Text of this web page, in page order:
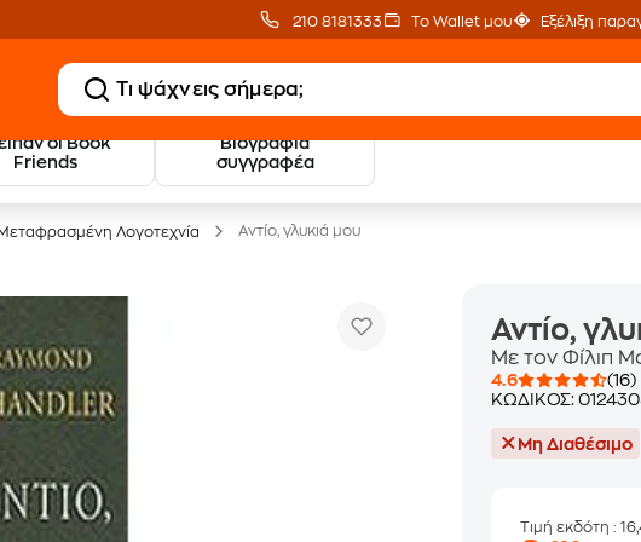
210 8181333 Το Wallet μου Εξέλιξη
οι Book
Friends
Βιογραφία
συγγραφέα
20 € Public επιστροφή
με Snappi με Public+ Delivery
Λογοτεχνία Αντίο, γλυκιά μου
Αντίο,
Με τον Φίλιπ
4.6
(16)
ΚΩΔΙΚΟΣ:
Μη Διαθέσιμο
Τιμή εκδότη: